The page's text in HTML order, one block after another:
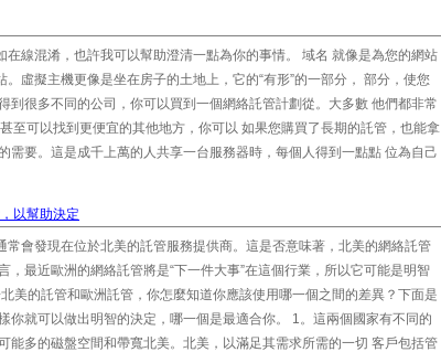
線混淆，也許我可以幫助澄清一點為你的事情。 域名 就像是為您的網站
虛擬主機更像是坐在房子的土地上，它的“有形”的一部分， 部分，使您
很多不同的公司，你可以買到一個網絡託管計劃從。大多數 他們都非常
至可以找到更便宜的其他地方，你可以 如果您購買了長期的託管，也能拿
要。這是成千上萬的人共享一台服務器時，每個人得到一點點 位為自己
以幫助決定
會發現在位於北美的託管服務提供商。這是否意味著，北美的網絡託管
最近歐洲的網絡託管將是“下一件大事”在這個行業，所以它可能是明智
美的託管和歐洲託管，你怎麼知道你應該使用哪一個之間的差異？下面是
就可以做出明智的決定，哪一個是最適合你。 1。這兩個國家有不同的
多的磁盤空間和帶寬北美。北美，以滿足其需求所需的一切 客戶包括管